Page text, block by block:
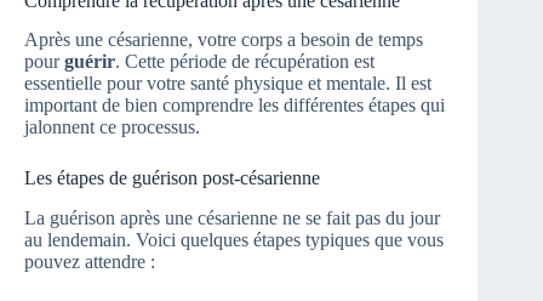
Après une césarienne, votre corps a besoin de temps
pourguérir. Cette période de récupération est
essentielle pour votre santé physique et mentale. Il est
important de bien comprendre les différentes étapes qui
jalonnent ce processus.
Les étapes de guérison post-césarienne
La guérison après une césarienne ne se fait pas du jour
au lendemain. Voici quelques étapes typiques que vous
pouvez attendre :